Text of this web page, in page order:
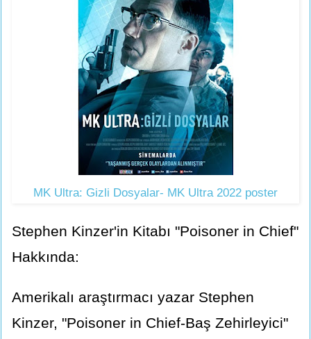
MK Ultra: Gizli Dosyalar- MK Ultra 2022 poster
Stephen Kinzer'in Kitabı "Poisoner in Chief"
Hakkında:
Amerikalı araştırmacı yazar Stephen
Kinzer, "Poisoner in Chief-Baş Zehirleyici"